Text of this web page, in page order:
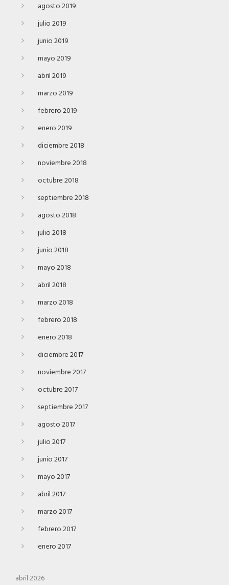
agosto 2019
julio 2019
junio 2019
mayo 2019
abril 2019
marzo 2019
febrero 2019
enero 2019
diciembre 2018
noviembre 2018
octubre 2018
septiembre 2018
agosto 2018
julio 2018
junio 2018
mayo 2018
abril 2018
marzo 2018
febrero 2018
enero 2018
diciembre 2017
noviembre 2017
octubre 2017
septiembre 2017
agosto 2017
julio 2017
junio 2017
mayo 2017
abril 2017
marzo 2017
febrero 2017
enero 2017
abril 2026